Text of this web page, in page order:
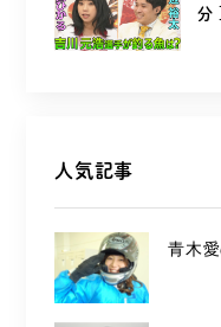
分
人気記事
青木